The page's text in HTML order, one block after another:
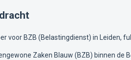
voor BZB (Belastingdienst) in Leiden,
Zaken Blauw (BZB) binnen